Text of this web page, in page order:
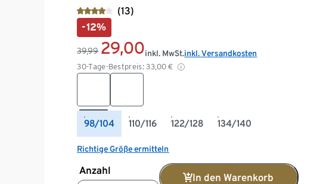
(13)
-12%
39,99 29,00
30-Tage-Bestpreis: 33,00 €
inkl. MwSt.inkl. Versandkosten
98/104 110/116 122/128 134/140
Richtige Größe ermitteln
Anzahl
In den Warenkorb